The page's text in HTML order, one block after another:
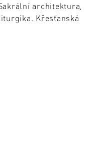
architektura,
Křesťanská